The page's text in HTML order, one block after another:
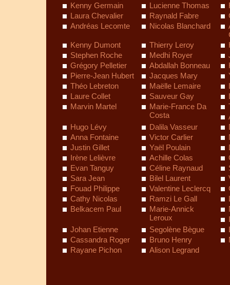
Kenny Germain
Lucienne Thomas
Laura Chevalier
Raynald Fabre
Andréas Lecomte
Nicolas Blanchard
Kenny Dumont
Thierry Leroy
Stephen Roche
Medhi Royer
Grégory Pelletier
Abdallah Bonneau
Pierre-Jean Hubert
Jacques Mary
Théo Lebreton
Maëlle Lemaire
Laure Collet
Sauveur Gay
Marvin Martel
Marie-France Da
Costa
Hugo Lévy
Dalila Vasseur
Anna Fontaine
Victor Carlier
Justin Gillet
Yaël Poulain
Irène Lelièvre
Achille Colas
Evan Tanguy
Céline Raynaud
Sara Jean
Bilel Laurent
Fouad Philippe
Valentine Leclercq
Cathy Nicolas
Ramzi Le Gall
Belkacem Paul
Marie-Annick
Leroux
Johan Etienne
Segolène Bègue
Cassandra Roger
Bruno Henry
Rayane Pichon
Alison Legrand